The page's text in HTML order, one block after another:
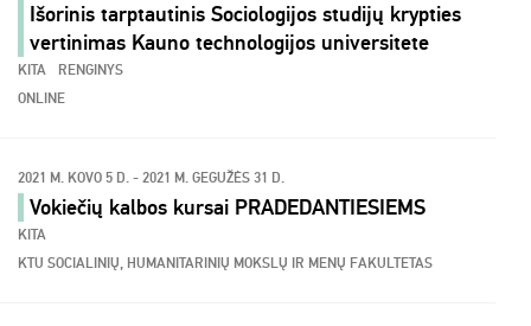
Išorinis tarptautinis Sociologijos studijų krypties
vertinimas Kauno technologijos universitete
KITA
RENGINYS
ONLINE
2021 M. KOVO 5 D. - 2021 M. GEGUŽĖS 31 D.
Vokiečių kalbos kursai PRADEDANTIESIEMS
KITA
KTU SOCIALINIŲ, HUMANITARINIŲ MOKSLŲ IR MENŲ FAKULTETAS